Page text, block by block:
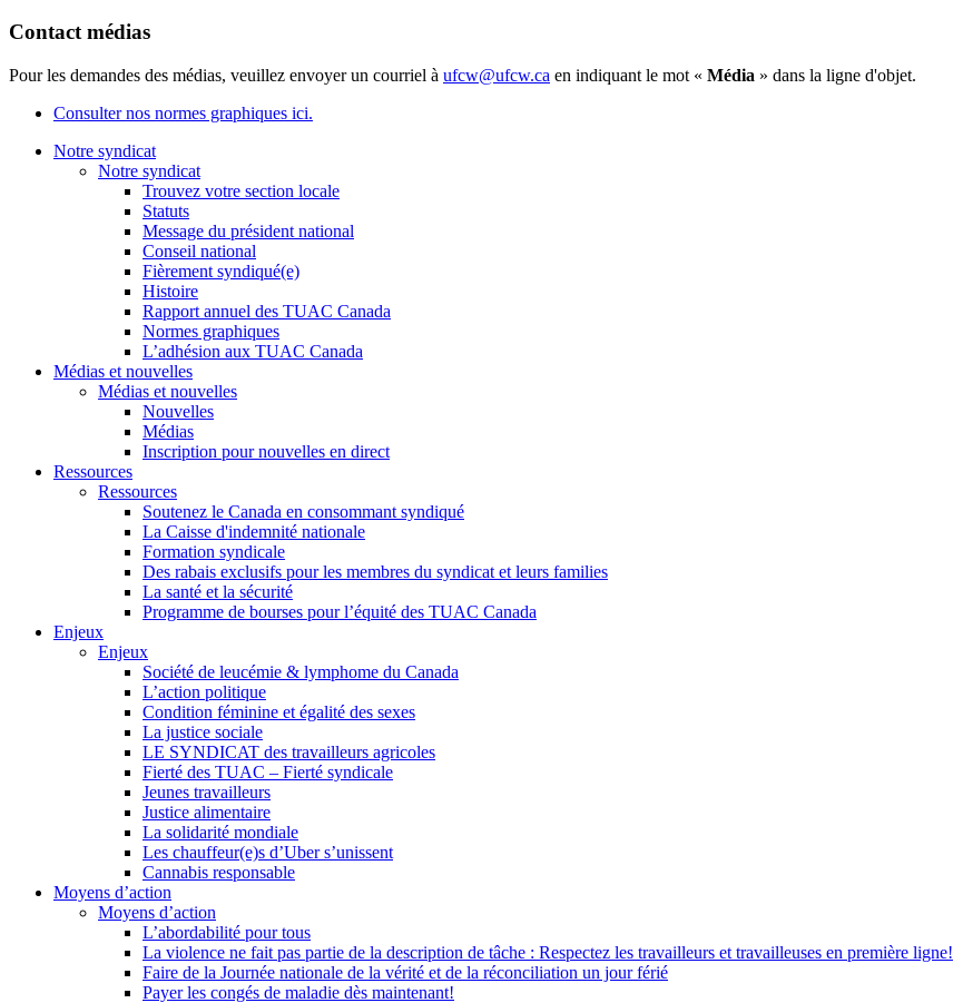
Contact médias
Pour les demandes des médias, veuillez envoyer un courriel à ufcw@ufcw.ca en indiquant le mot « Média » dans la ligne d'objet.
Consulter nos normes graphiques ici.
Notre syndicat
Notre syndicat
Trouvez votre section locale
Statuts
Message du président national
Conseil national
Fièrement syndiqué(e)
Histoire
Rapport annuel des TUAC Canada
Normes graphiques
L’adhésion aux TUAC Canada
Médias et nouvelles
Médias et nouvelles
Nouvelles
Médias
Inscription pour nouvelles en direct
Ressources
Ressources
Soutenez le Canada en consommant syndiqué
La Caisse d'indemnité nationale
Formation syndicale
Des rabais exclusifs pour les membres du syndicat et leurs families
La santé et la sécurité
Programme de bourses pour l’équité des TUAC Canada
Enjeux
Enjeux
Société de leucémie & lymphome du Canada
L’action politique
Condition féminine et égalité des sexes
La justice sociale
LE SYNDICAT des travailleurs agricoles
Fierté des TUAC – Fierté syndicale
Jeunes travailleurs
Justice alimentaire
La solidarité mondiale
Les chauffeur(e)s d’Uber s’unissent
Cannabis responsable
Moyens d’action
Moyens d’action
L’abordabilité pour tous
La violence ne fait pas partie de la description de tâche : Respectez les travailleurs et travailleuses en première ligne!
Faire de la Journée nationale de la vérité et de la réconciliation un jour férié
Payer les congés de maladie dès maintenant!